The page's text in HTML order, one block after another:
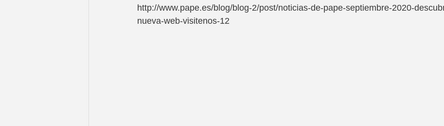
http://www.pape.es/blog/blog-2/post/noticias-de-pape-septiembre-2020-
nueva-web-visitenos-12